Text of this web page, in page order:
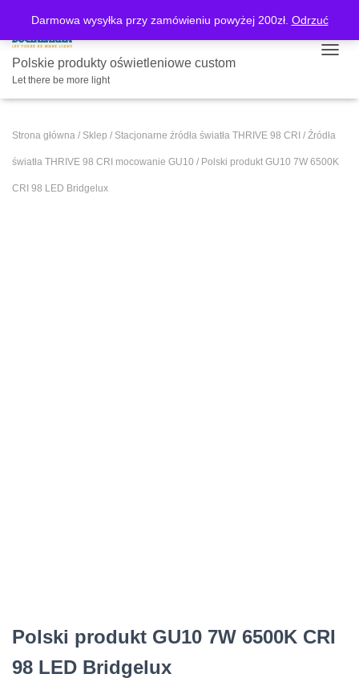
Darmowa wysyłka przy zamówieniu powyżej 200zł. Odrzuć
Polskie produkty oświetleniowe custom
Let there be more light
Strona główna / Sklep / Stacjonarne źródła światła THRIVE 98 CRI / Źródła
światła THRIVE 98 CRI mocowanie GU10 / Polski produkt GU10 7W 6500K
CRI 98 LED Bridgelux
Polski produkt GU10 7W 6500K CRI
98 LED Bridgelux